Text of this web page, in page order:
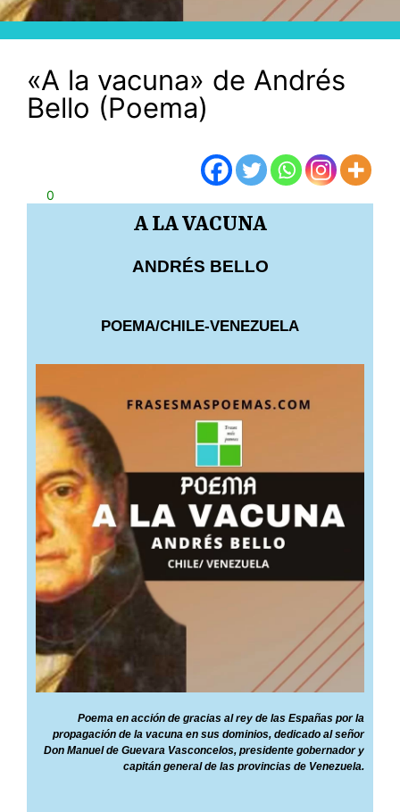
«A la vacuna» de Andrés
Bello (Poema)
0
A LA VACUNA
ANDRÉS BELLO
POEMA/CHILE-VENEZUELA
Poema en acción de gracias al rey de las Españas por la
propagación de la vacuna en sus dominios, dedicado al señor
Don Manuel de Guevara Vasconcelos, presidente gobernador y
capitán general de las provincias de Venezuela.